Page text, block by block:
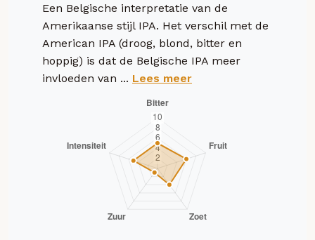
Een Belgische interpretatie van de
Amerikaanse stijl IPA. Het verschil met de
American IPA (droog, blond, bitter en
hoppig) is dat de Belgische IPA meer
invloeden van ... Lees meer